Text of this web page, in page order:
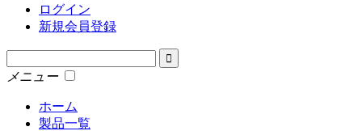
ログイン
新規会員登録
メニュー
ホーム
製品一覧